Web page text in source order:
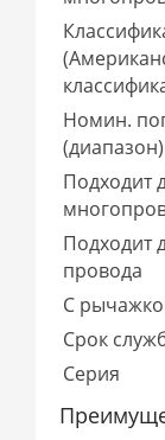
Номин.
(диапазон)
Подходит
Подходит
провода
С
Срок
Серия